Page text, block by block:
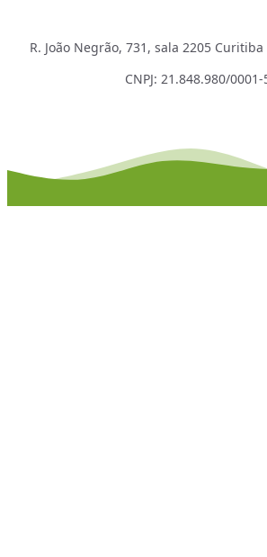
R. João Negrão, 731, sala 2205 Curitiba
CNPJ: 21.848.980/0001-